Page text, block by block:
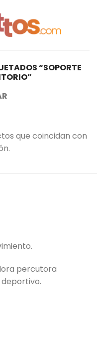
“SOPORTE
que coincidan con
percutora